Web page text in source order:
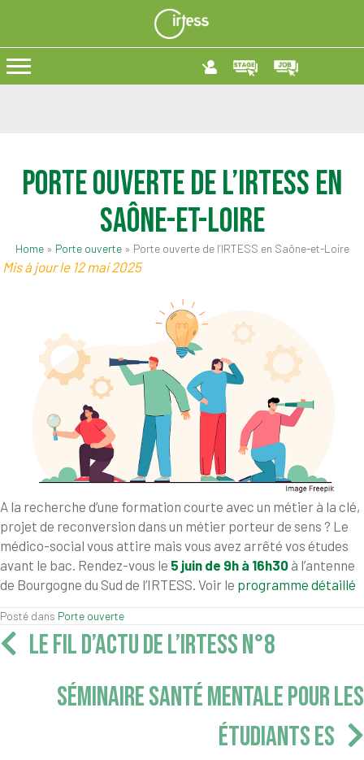
Porte ouverte de l’IRTESS en
Saône-et-Loire
Home » Porte ouverte » Porte ouverte de l’IRTESS en Saône-et-Loire
Mis à jour le 12 mai 2025
A la recherche d’une formation courte avec un métier à la clé,
projet de reconversion dans un métier porteur de sens ? Le
médico-social vous attire mais vous avez arrêté vos études
avant le bac. Rendez-vous le 5 juin de 9h à 16h30 à l’antenne
de Bourgogne du Sud de l’IRTESS. Voir le programme détaillé
Posté dans Porte ouverte
Navigation
LE FIL D’ACTU DE L’IRTESS N°8
SÉMINAIRE SANTÉ MENTALE POUR LES
ÉTUDIANTS ES